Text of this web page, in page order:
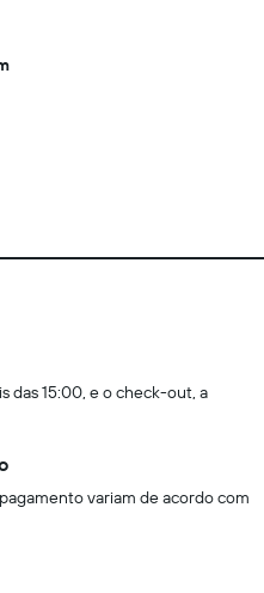
das 15:00, e o check-out, a
variam de acordo com